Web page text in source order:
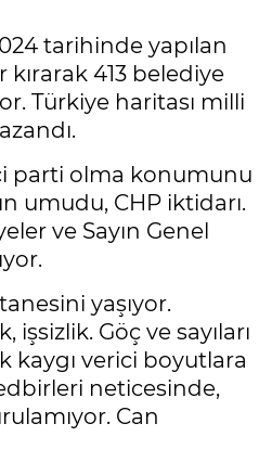
tarihinde yapılan
413 belediye
Türkiye haritası milli
parti olma konumunu
umudu, CHP iktidarı.
ve Sayın Genel
yaşıyor.
işsizlik. Göç ve sayıları
kaygı verici boyutlara
neticesinde,
Can